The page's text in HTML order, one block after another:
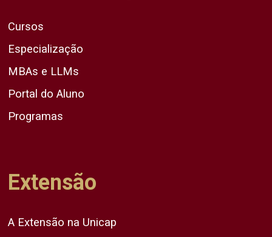
Cursos
Especialização
MBAs e LLMs
Portal do Aluno
Programas
Extensão
A Extensão na Unicap